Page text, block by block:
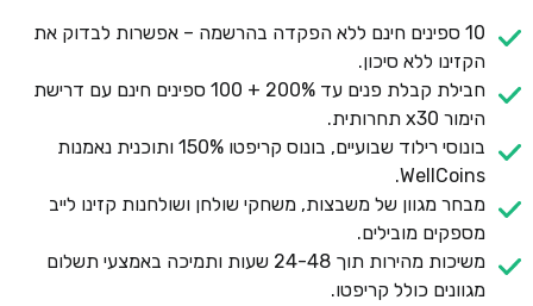
10 ספינים חינם ללא הפקדה בהרשמה – אפשרות לבדוק את
הקזינו ללא סיכון.
חבילת קבלת פנים עד 200% + 100 ספינים חינם עם דרישת
הימור x30 תחרותית.
בונוסי רילוד שבועיים, בונוס קריפטו 150% ותוכנית נאמנות
WellCoins.
מבחר מגוון של משבצות, משחקי שולחן ושולחנות קזינו לייב
מספקים מובילים.
משיכות מהירות תוך 24-48 שעות ותמיכה באמצעי תשלום
מגוונים כולל קריפטו.